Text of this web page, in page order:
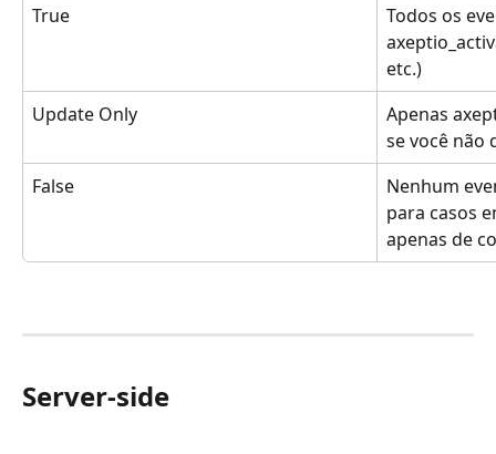
True
Todos os
etc.)
Update Only
Apenas
se você não
False
Nenhum
para casos
apenas de
Server-side